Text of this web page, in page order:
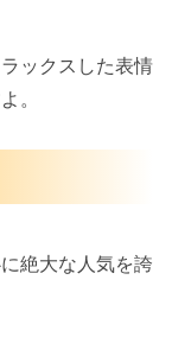
ックスした表情
。
絶大な人気を誇